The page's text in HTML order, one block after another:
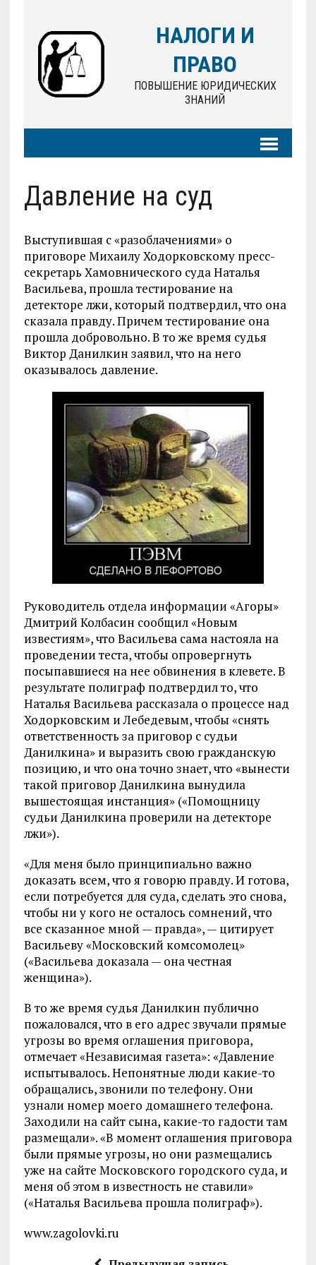
НАЛОГИ И
ПРАВО
ПОВЫШЕНИЕ ЮРИДИЧЕСКИХ
ЗНАНИЙ
Давление на суд
Выступившая с «разоблачениями» о
приговоре Михаилу Ходорковскому пресс-
секретарь Хамовнического суда Наталья
Васильева, прошла тестирование на
детекторе лжи, который подтвердил, что она
сказала правду. Причем тестирование она
прошла добровольно. В то же время судья
Виктор Данилкин заявил, что на него
оказывалось давление.
Руководитель отдела информации «Агоры»
Дмитрий Колбасин сообщил «Новым
известиям», что Васильева сама настояла на
проведении теста, чтобы опровергнуть
посыпавшиеся на нее обвинения в клевете. В
результате полиграф подтвердил то, что
Наталья Васильева рассказала о процессе над
Ходорковским и Лебедевым, чтобы «снять
ответственность за приговор с судьи
Данилкина» и выразить свою гражданскую
позицию, и что она точно знает, что «вынести
такой приговор Данилкина вынудила
вышестоящая инстанция» («Помощницу
судьи Данилкина проверили на детекторе
лжи»).
«Для меня было принципиально важно
доказать всем, что я говорю правду. И готова,
если потребуется для суда, сделать это снова,
чтобы ни у кого не осталось сомнений, что
все сказанное мной — правда», — цитирует
Васильеву «Московский комсомолец»
(«Васильева доказала — она честная
женщина»).
В то же время судья Данилкин публично
пожаловался, что в его адрес звучали прямые
угрозы во время оглашения приговора,
отмечает «Независимая газета»: «Давление
испытывалось. Непонятные люди какие-то
обращались, звонили по телефону. Они
узнали номер моего домашнего телефона.
Заходили на сайт сына, какие-то гадости там
размещали». «В момент оглашения приговора
были прямые угрозы, но они размещались
уже на сайте Московского городского суда, и
меня об этом в известность не ставили»
(«Наталья Васильева прошла полиграф»).
www.zagolovki.ru